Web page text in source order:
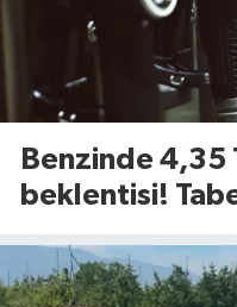
Benzinde 4,35
beklentisi!